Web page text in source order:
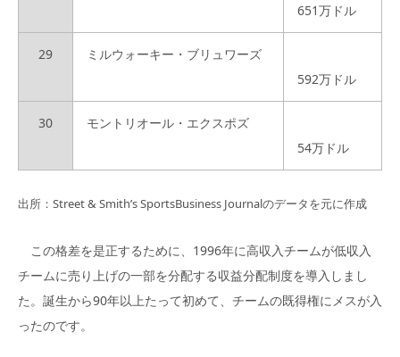
651万ドル
29
ミルウォーキー・ブリュワーズ
592万ドル
30
モントリオール・エクスポズ
54万ドル
出所：Street & Smith’s SportsBusiness Journalのデータを元に作成
この格差を是正するために、1996年に高収入チームが低収入
チームに売り上げの一部を分配する収益分配制度を導入しまし
た。誕生から90年以上たって初めて、チームの既得権にメスが入
ったのです。